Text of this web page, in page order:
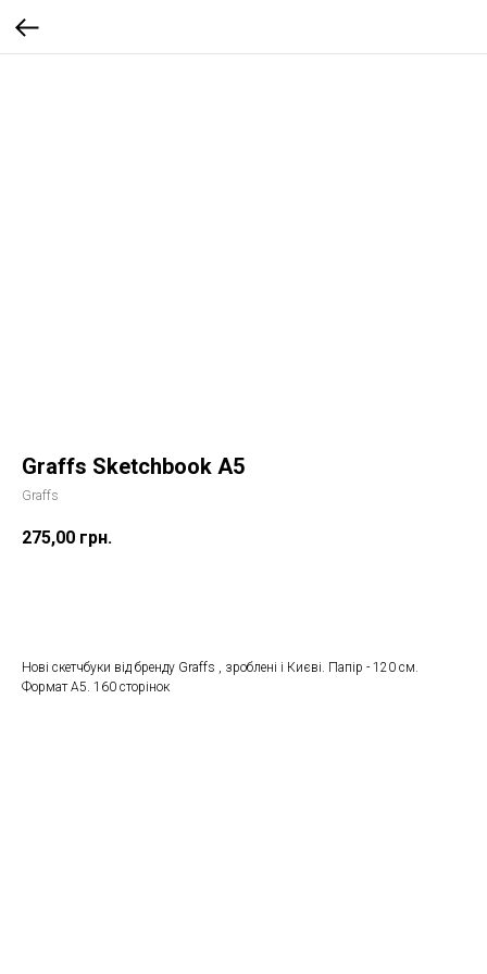
Graffs Sketchbook A5
Graffs
275,00 грн.
Нові скетчбуки від бренду Graffs , зроблені і Києві. Папір - 120 см.
Формат А5. 160 сторінок